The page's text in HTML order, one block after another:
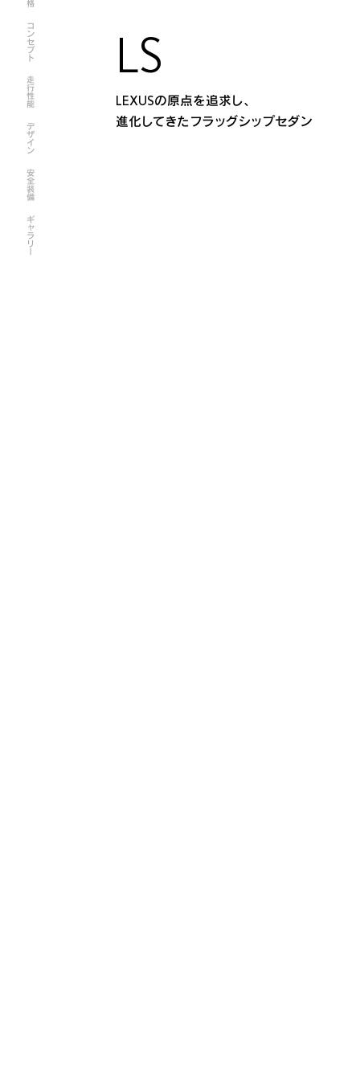
コンセプト
走行性能
デザイン
安全装備
ギャラリー
LS
LEXUSの原点を追求し、
進化してきたフラッグシップセダン